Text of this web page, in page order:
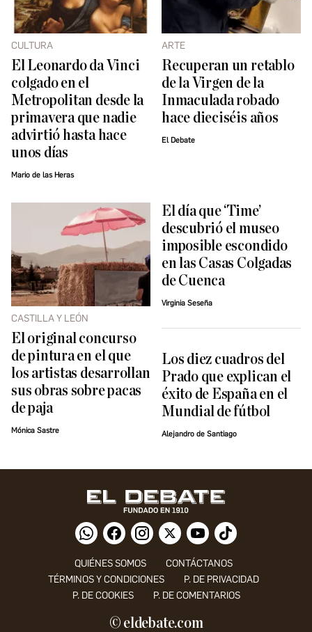
CULTURA
El Leonardo da Vinci
colgado en el
Metropolitan desde la
primavera que nadie
advirtió hasta hace
unos días
Mario de las Heras
ARTE
Recuperan un retablo
de la Virgen de la
Inmaculada robado
hace dieciséis años
El Debate
CASTILLA Y LEÓN
El original concurso
de pintura en el que
los artistas desarrollan
sus obras sobre pacas
de paja
Mónica Sastre
El día que ‘Time’
descubrió el museo
imposible escondido
en las Casas Colgadas
de Cuenca
Virginia Seseña
Los diez cuadros del
Prado que explican el
éxito de España en el
Mundial de fútbol
Alejandro de Santiago
QUIÉNES SOMOS
CONTÁCTANOS
TÉRMINOS Y CONDICIONES
P. DE PRIVACIDAD
P. DE COOKIES
P. DE COMENTARIOS
© eldebate.com